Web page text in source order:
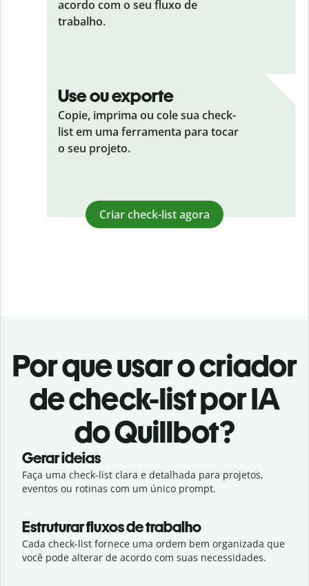
acordo com o seu fluxo de
trabalho.
Use ou exporte
Copie, imprima ou cole sua check-
list em uma ferramenta para tocar
o seu projeto.
Criar check-list agora
Por que usar o criador
de check-list por IA
do Quillbot?
Gerar ideias
Faça uma check-list clara e detalhada para projetos,
eventos ou rotinas com um único prompt.
Estruturar fluxos de trabalho
Cada check-list fornece uma ordem bem organizada que
você pode alterar de acordo com suas necessidades.